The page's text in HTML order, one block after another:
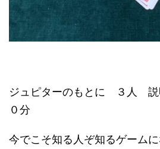
ジュピターのもとに ３人
０分
今でこそ知る人ぞ知るゲーム